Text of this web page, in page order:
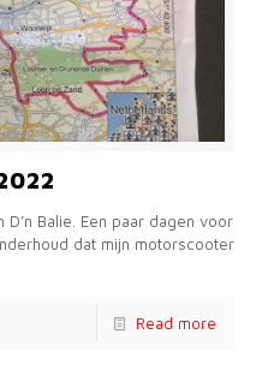
Balie. Een paar dagen voor
dat mijn motorscooter
Read more